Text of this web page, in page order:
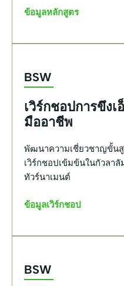
ข้อมูลหลักสูตร
BSW
เวิร์กชอปการขึง
มืออาชีพ
พัฒนาความเชี่ยวชาญขั้น
เวิร์กชอปเข้มข้นในกัวลา
ทัวร์นาเมนต์
ข้อมูลเวิร์กชอป
BSW